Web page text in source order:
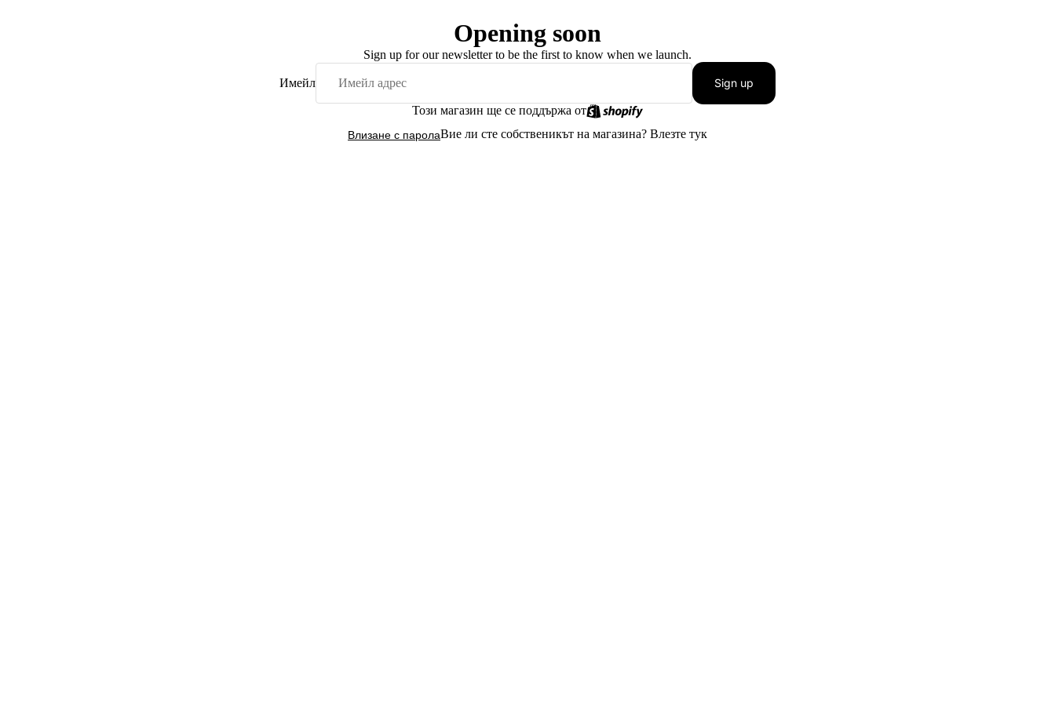
Opening soon
Sign up for our newsletter to be the first to know when we launch.
Имейл Sign up
Този магазин ще се поддържа от
Влизане с паролаВие ли сте собственикът на магазина? Влезте тук